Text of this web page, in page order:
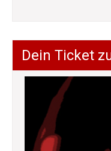
Dein Ticket